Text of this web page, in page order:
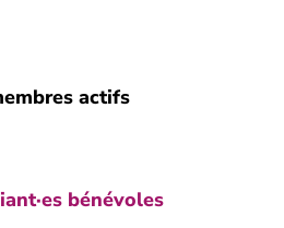
actifs
bénévoles